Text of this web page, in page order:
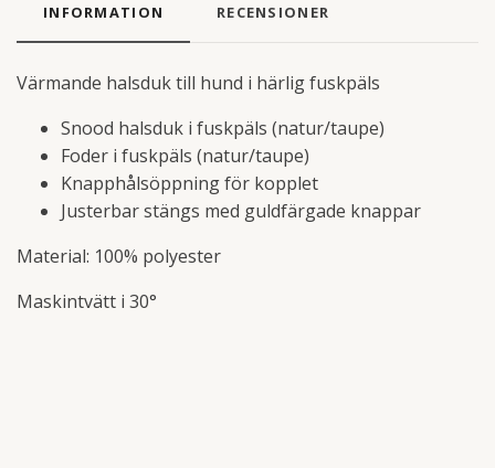
INFORMATION RECENSIONER
Värmande halsduk till hund i härlig fuskpäls
Snood halsduk i fuskpäls (natur/taupe)
Foder i fuskpäls (natur/taupe)
Knapphålsöppning för kopplet
Justerbar stängs med guldfärgade knappar
Material: 100% polyester
Maskintvätt i 30°